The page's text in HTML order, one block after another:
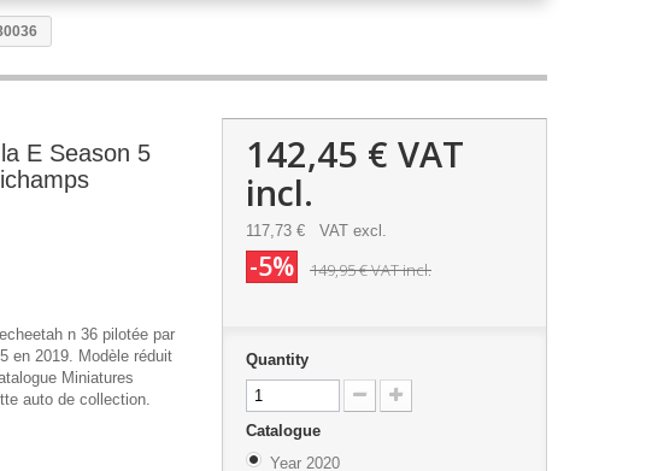
E Season 5
n 36 pilotée par
en 2019. Modèle réduit
Miniatures
auto de collection.
142,45 € VAT
incl.
117,73 € VAT excl.
-5% 149,95 €VAT incl.
Quantity
Catalogue
Year 2020